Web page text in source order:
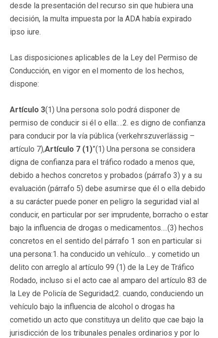
desde la presentación del recurso sin que hubiera una
decisión, la multa impuesta por la ADA había expirado
ipso iure.
Las disposiciones aplicables de la Ley del Permiso de
Conducción, en vigor en el momento de los hechos,
dispone:
Artículo 3(1) Una persona solo podrá disponer de
permiso de conducir si él o ella:…2. es digno de confianza
para conducir por la vía pública (verkehrszuverlässig –
artículo 7),Artículo 7 (1)”(1) Una persona se considera
digna de confianza para el tráfico rodado a menos que,
debido a hechos concretos y probados (párrafo 3) y a su
evaluación (párrafo 5) debe asumirse que él o ella debido
a su carácter puede poner en peligro la seguridad vial al
conducir, en particular por ser imprudente, borracho o estar
bajo la influencia de drogas o medicamentos….(3) hechos
concretos en el sentido del párrafo 1 son en particular si
una persona:1. ha conducido un vehículo… y cometido un
delito con arreglo al artículo 99 (1) de la Ley de Tráfico
Rodado, incluso si el acto cae al amparo del artículo 83 de
la Ley de Policía de Seguridad;2. cuando, conduciendo un
vehículo bajo la influencia de alcohol o drogas ha
cometido un acto que constituya un delito que cae bajo la
jurisdicción de los tribunales penales ordinarios y por lo